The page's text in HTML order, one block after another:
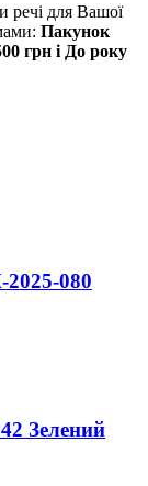
речі для Вашої
Пакунок
грн і До року
080
Зелений